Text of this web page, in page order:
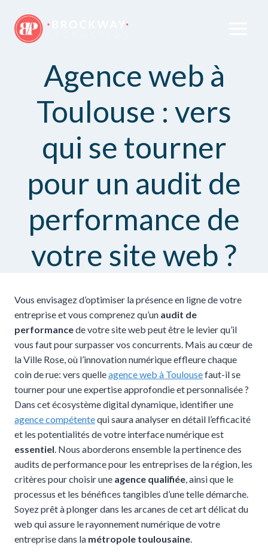
Agence web à
Toulouse : vers
qui se tourner
pour un audit de
performance de
votre site web ?
Vous envisagez d’optimiser la présence en ligne de votre
entreprise et vous comprenez qu’un audit de
performancede votre site web peut être le levier qu’il
vous faut pour surpasser vos concurrents. Mais au cœur de
la Ville Rose, où l’innovation numérique effleure chaque
coin de rue: vers quelleagence web à Toulousefaut-il se
tourner pour une expertise approfondie et personnalisée ?
Dans cet écosystème digital dynamique, identifier une
agence compétentequi saura analyser en détail l’efficacité
et les potentialités de votre interface numérique est
essentiel. Nous aborderons ensemble la pertinence des
audits de performance pour les entreprises de la région, les
critères pour choisir une agence qualifiée, ainsi que le
processus et les bénéfices tangibles d’une telle démarche.
Soyez prêt à plonger dans les arcanes de cet art délicat du
web qui assure le rayonnement numérique de votre
entreprise dans la métropole toulousaine.